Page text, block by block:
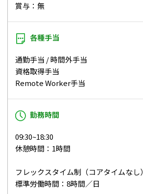
賞与：無
各種手当
通勤手当 / 時間外手当
資格取得手当
Remote Worker手当
勤務時間
09:30~18:30
休憩時間：1時間
フレックスタイム制（コアタイムなし）
標準労働時間：8時間／日